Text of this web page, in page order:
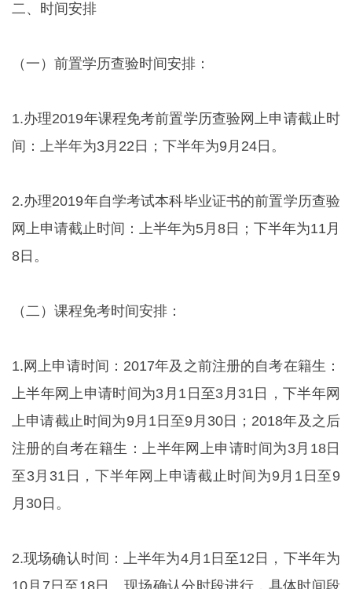
二、时间安排
（一）前置学历查验时间安排：
1.办理2019年课程免考前置学历查验网上申请截止时
间：上半年为3月22日；下半年为9月24日。
2.办理2019年自学考试本科毕业证书的前置学历查验
网上申请截止时间：上半年为5月8日；下半年为11月
8日。
（二）课程免考时间安排：
1.网上申请时间：2017年及之前注册的自考在籍生：
上半年网上申请时间为3月1日至3月31日，下半年网
上申请截止时间为9月1日至9月30日；2018年及之后
注册的自考在籍生：上半年网上申请时间为3月18日
至3月31日，下半年网上申请截止时间为9月1日至9
月30日。
2.现场确认时间：上半年为4月1日至12日，下半年为
10月7日至18日。现场确认分时段进行，具体时间段